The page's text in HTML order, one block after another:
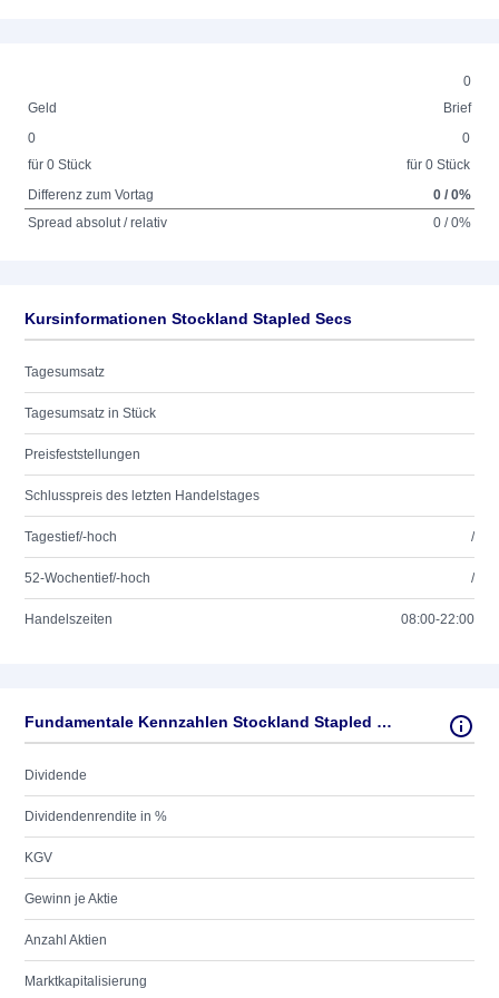
0
Geld
Brief
0
für 0 Stück
0
für 0 Stück
Differenz zum Vortag
0 / 0%
Spread absolut / relativ
0 / 0%
Kursinformationen Stockland Stapled Secs
Tagesumsatz
Tagesumsatz in Stück
Preisfeststellungen
Schlusspreis des letzten Handelstages
Tagestief/-hoch /
52-Wochentief/-hoch /
Handelszeiten 08:00-22:00
Fundamentale Kennzahlen Stockland Stapled Secs
Dividende
Dividendenrendite in %
KGV
Gewinn je Aktie
Anzahl Aktien
Marktkapitalisierung